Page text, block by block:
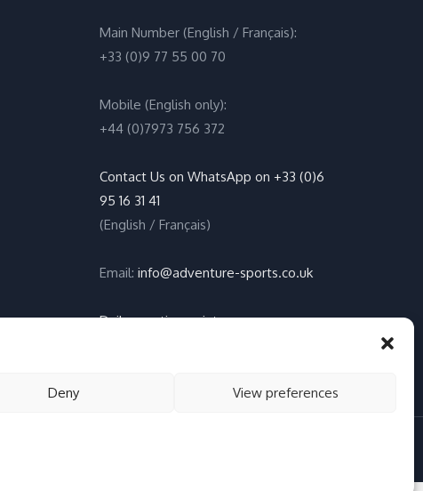
Deny View preferences
Main Number (English / Français):
+33 (0)9 77 55 00 70
Mobile (English only):
+44 (0)7973 756 372
Contact Us on WhatsApp on +33 (0)6
95 16 31 41
(English / Français)
Email: info@adventure-sports.co.uk
Daily meeting point: